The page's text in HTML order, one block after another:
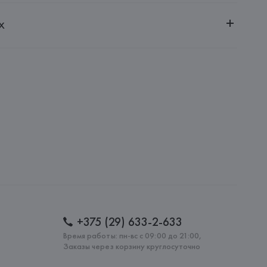
г. Минск, ул. Немига, 5, пом. 39
+375 (29) 633-2-633
Время работы: пн-вс с 09:00 до 21:00,
Заказы через корзину круглосуточно